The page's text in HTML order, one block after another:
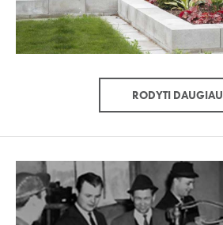
RODYTI DAUGIAU